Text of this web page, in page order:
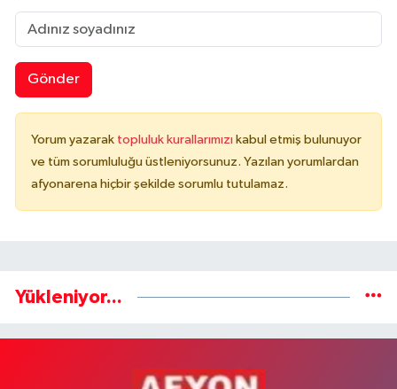
Gönder
Yorum yazarak topluluk kurallarımızı kabul etmiş bulunuyor
ve tüm sorumluluğu üstleniyorsunuz. Yazılan yorumlardan
afyonarena hiçbir şekilde sorumlu tutulamaz.
Yükleniyor...